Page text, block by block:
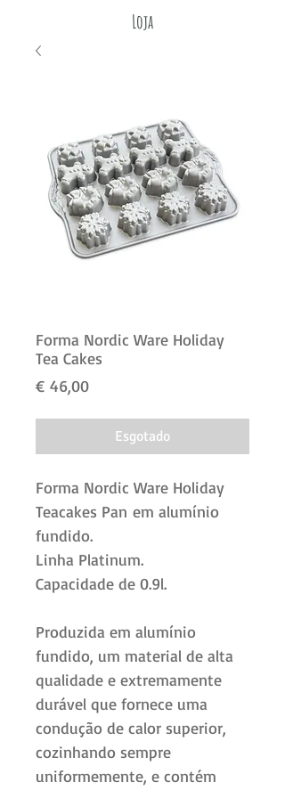
Loja
Forma Nordic Ware Holiday
Tea Cakes
€ 46,00Preço
Esgotado
Forma Nordic Ware Holiday
Teacakes Pan em alumínio
fundido.
Linha Platinum.
Capacidade de 0.9l.
Produzida em alumínio
fundido, um material de alta
qualidade e extremamente
durável que fornece uma
condução de calor superior,
cozinhando sempre
uniformemente, e contém